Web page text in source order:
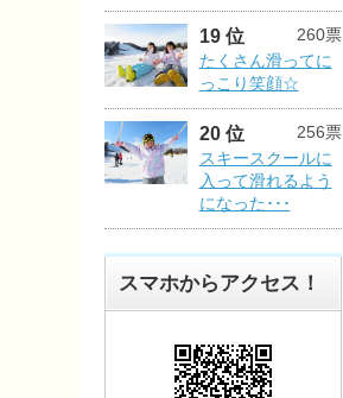
19 位
260票
たくさん滑ってに
っこり笑顔☆
20 位
256票
スキースクールに
入って滑れるよう
になった･･･
スマホからアクセス！